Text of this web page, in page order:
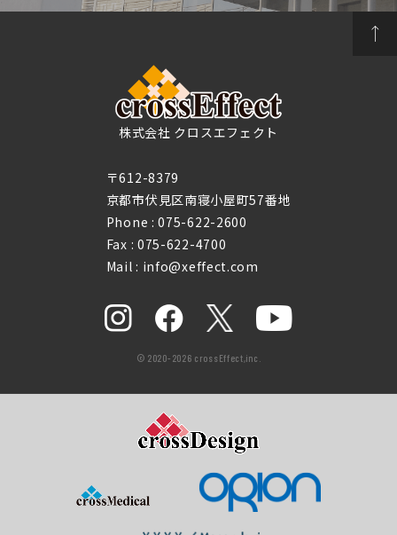
株式会社 クロスエフェクト
〒612-8379
京都市伏見区南寝小屋町57番地
Phone :075-622-2600
Fax : 075-622-4700
Mail : info@xeffect.com
© 2020-2026 crossEffect,inc.